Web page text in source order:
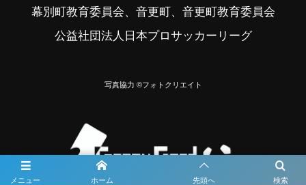
メニュー 検索
ホーム 先頭へ
幕別町教育委員会、音更町、音更町教育委員会
公益社団法人日本プロサッカーリーグ
写真協力 ©フォトクリエイト